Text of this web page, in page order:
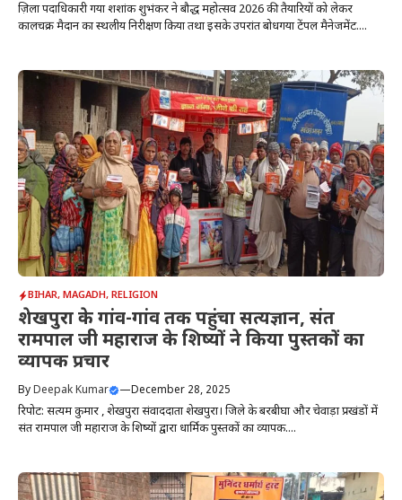
ज़िला पदाधिकारी गया शशांक शुभंकर ने बौद्ध महोत्सव 2026 की तैयारियों को लेकर
कालचक्र मैदान का स्थलीय निरीक्षण किया तथा इसके उपरांत बोधगया टेंपल मैनेजमेंट....
BIHAR, MAGADH, RELIGION
शेखपुरा के गांव-गांव तक पहुंचा सत्यज्ञान, संत
रामपाल जी महाराज के शिष्यों ने किया पुस्तकों का
व्यापक प्रचार
ByDeepak Kumar —December 28, 2025
रिपोर्ट: सत्यम कुमार , शेखपुरा संवाददाता शेखपुरा। जिले के बरबीघा और चेवाड़ा प्रखंडों में
संत रामपाल जी महाराज के शिष्यों द्वारा धार्मिक पुस्तकों का व्यापक....